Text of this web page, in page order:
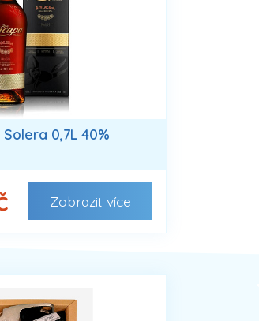
0,7L 40%
Zobrazit více